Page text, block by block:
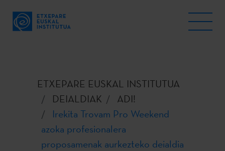
ETXEPARE EUSKAL INSTITUTUA
DEIALDIAK
ADI!
Irekita Trovam Pro Weekend
azoka profesionalera
proposamenak aurkezteko deialdia